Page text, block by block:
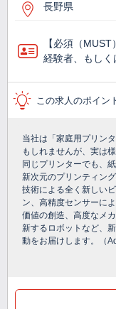
長野県
【必須（
経験者、もし
この求人のポイン
当社は「家庭用プリン
もしれませんが、実は
同じプリンターでも、
新次元のプリンティン
技術による全く新しい
ン、高精度センサーに
価値の創造、高度なメ
新するロボットなど、
動をお届けします。（